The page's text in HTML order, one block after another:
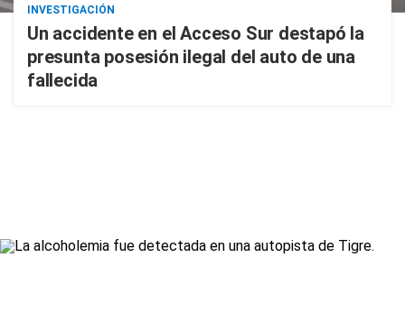
INVESTIGACIÓN
Un accidente en el Acceso Sur destapó la
presunta posesión ilegal del auto de una
fallecida